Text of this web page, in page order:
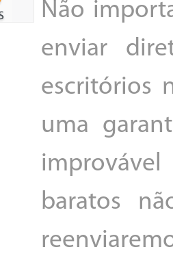
Não
enviar
escritórios
uma
baratos